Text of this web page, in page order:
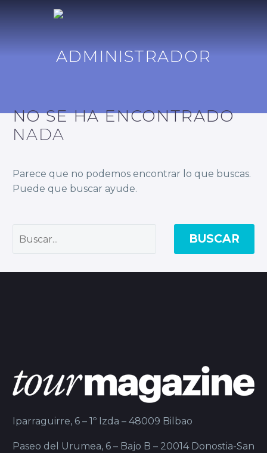
ADMINISTRADOR
NO SE HA ENCONTRADO
NADA
Parece que no podemos encontrar lo que buscas.
Puede que buscar ayude.
BUSCAR
Iparraguirre, 6 – 1º Izda – 48009 Bilbao
Paseo del Urumea, 6 – Bajo B – 20014 Donostia-San